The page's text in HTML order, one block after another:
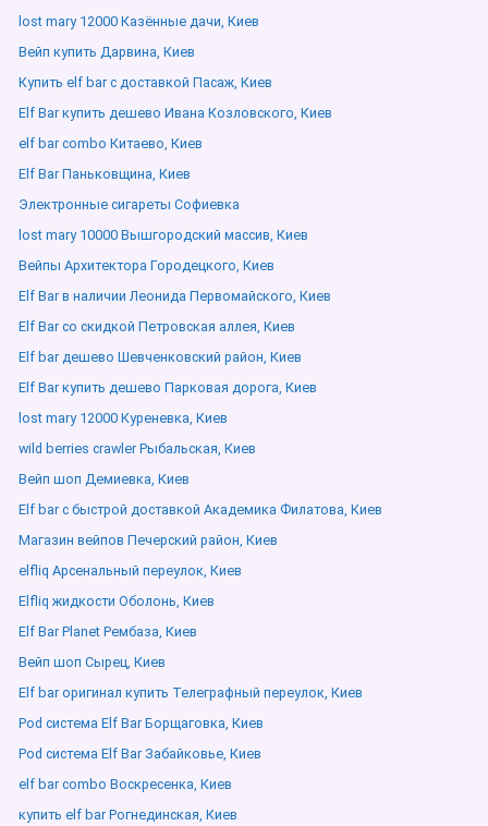
lost mary 12000 Казённые дачи, Киев
Вейп купить Дарвина, Киев
Купить elf bar с доставкой Пасаж, Киев
Elf Bar купить дешево Ивана Козловского, Киев
elf bar combo Китаево, Киев
Elf Bar Паньковщина, Киев
Электронные сигареты Софиевка
lost mary 10000 Вышгородский массив, Киев
Вейпы Архитектора Городецкого, Киев
Elf Bar в наличии Леонида Первомайского, Киев
Elf Bar со скидкой Петровская аллея, Киев
Elf bar дешево Шевченковский район, Киев
Elf Bar купить дешево Парковая дорога, Киев
lost mary 12000 Куреневка, Киев
wild berries crawler Рыбальская, Киев
Вейп шоп Демиевка, Киев
Elf bar с быстрой доставкой Академика Филатова, Киев
Магазин вейпов Печерский район, Киев
elfliq Арсенальный переулок, Киев
Elfliq жидкости Оболонь, Киев
Elf Bar Planet Рембаза, Киев
Вейп шоп Сырец, Киев
Elf bar оригинал купить Телеграфный переулок, Киев
Pod система Elf Bar Борщаговка, Киев
Pod система Elf Bar Забайковье, Киев
elf bar combo Воскресенка, Киев
купить elf bar Рогнединская, Киев